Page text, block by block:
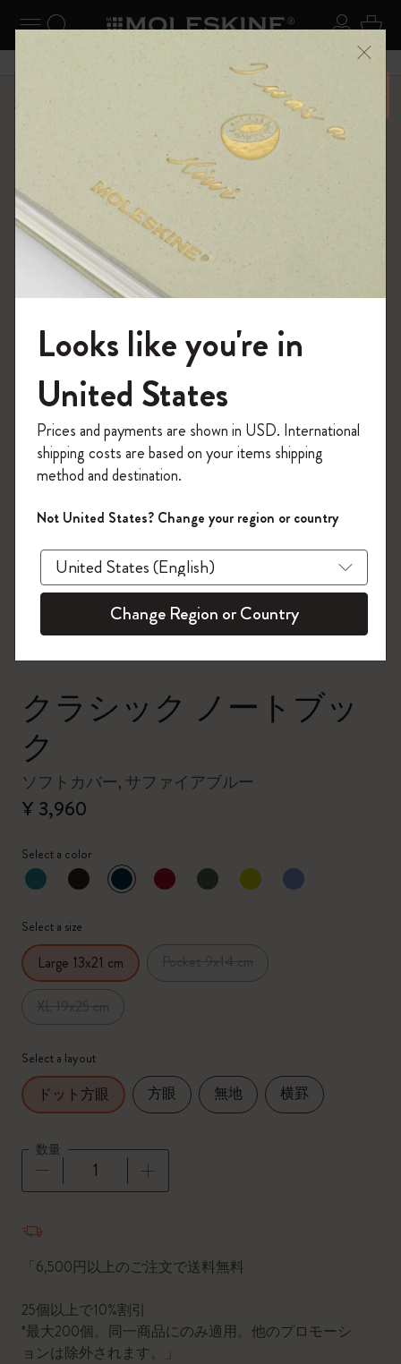
ナビゲーションの切替 ログ
検索 (キーワードなど) カ
6,500円以上のご購入で送料無料 メニ
ーを閉じる
ショップ The Original Notebook
クラシック ノートブッ
ク
ソフトカバー, サファイアブルー
¥ 3,960
Select a color
選択済
*選択したカラー
Select a size
Large 13x21 cm
Select a layout
ドット方眼 方眼 無地 横罫
数量
「6,500円以上のご注文で送料無料
25個以上で10%割引
*最大200個。同一商品にのみ適用。他のプロモーシ
ョンは除外されます。」
モレスキンの世界へようこそ
「WELCOME10」を入力すると、初回注
文が10%オフ＋送料無料になります。セ
ール・アウトレット品は適用外。
Moleskineアカウントを作成して限定オフ
ァーや会員特典、さらに多くのインスピ
レーションを手に入れましょう。
今すぐ会員登録 !
Looks like you're in
United States
Prices and payments are shown in USD. International
shipping costs are based on your items shipping
method and destination.
Not United States? Change your region or country
Change Region or Country